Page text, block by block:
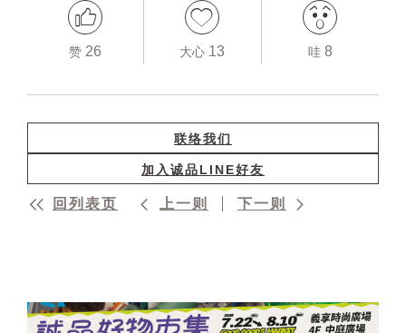
赞 26 大心 13 哇 8
联络我们
加入诚品LINE好友
回列表页 上一则 下一则